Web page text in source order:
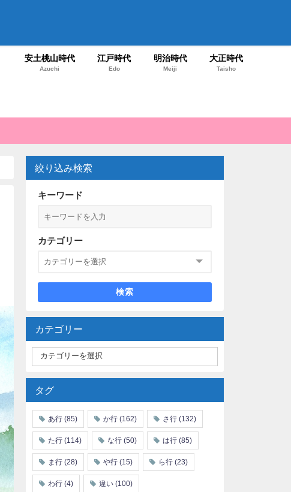
安土桃山時代
Azuchi
江戸時代
Edo
明治時代
Meiji
大正時代
Taisho
絞り込み検索
キーワード
カテゴリー
検索
カテゴリー
タグ
あ行 (85) か行 (162) さ行 (132)
た行 (114) な行 (50) は行 (85)
ま行 (28) や行 (15) ら行 (23)
わ行 (4) 違い (100)